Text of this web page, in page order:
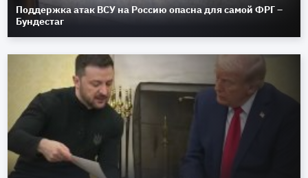
Поддержка атак ВСУ на Россию опасна для самой ФРГ –
Бундестаг